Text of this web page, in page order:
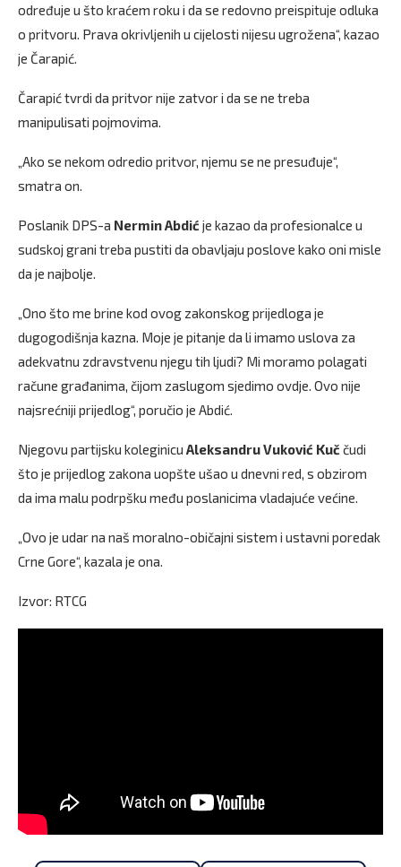
određuje u što kraćem roku i da se redovno preispituje odluka
o pritvoru. Prava okrivljenih u cijelosti nijesu ugrožena“, kazao
je Čarapić.
Čarapić tvrdi da pritvor nije zatvor i da se ne treba
manipulisati pojmovima.
„Ako se nekom odredio pritvor, njemu se ne presuđuje“,
smatra on.
Poslanik DPS-a Nermin Abdić je kazao da profesionalce u
sudskoj grani treba pustiti da obavljaju poslove kako oni misle
da je najbolje.
„Ono što me brine kod ovog zakonskog prijedloga je
dugogodišnja kazna. Moje je pitanje da li imamo uslova za
adekvatnu zdravstvenu njegu tih ljudi? Mi moramo polagati
račune građanima, čijom zaslugom sjedimo ovdje. Ovo nije
najsrećniji prijedlog“, poručio je Abdić.
Njegovu partijsku koleginicu Aleksandru Vuković Kuč čudi
što je prijedlog zakona uopšte ušao u dnevni red, s obzirom
da ima malu podrpšku među poslanicima vladajuće većine.
„Ovo je udar na naš moralno-običajni sistem i ustavni poredak
Crne Gore“, kazala je ona.
Izvor: RTCG